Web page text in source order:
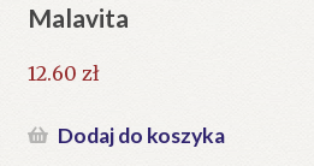
Malavita
12.60 zł
Dodaj do koszyka